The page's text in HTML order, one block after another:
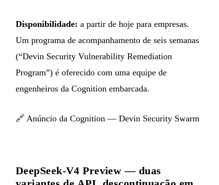
Disponibilidade: a partir de hoje para empresas.
Um programa de acompanhamento de seis semanas
(“Devin Security Vulnerability Remediation
Program”) é oferecido com uma equipe de
engenheiros da Cognition embarcada.
🔗 Anúncio da Cognition — Devin Security Swarm
DeepSeek-V4 Preview — duas